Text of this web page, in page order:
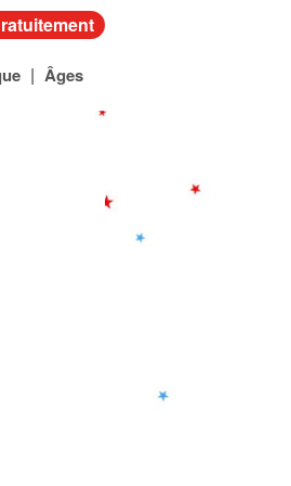
| Âges